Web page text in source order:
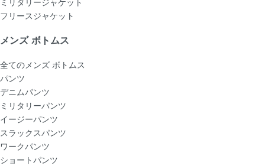
フリースジャケット
メンズ ボトムス
全てのメンズ ボトムス
パンツ
デニムパンツ
ミリタリーパンツ
イージーパンツ
スラックスパンツ
ワークパンツ
ショートパンツ